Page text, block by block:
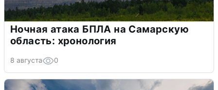
Ночная атака БПЛА на Самарскую
область: хронология
8 августа 0